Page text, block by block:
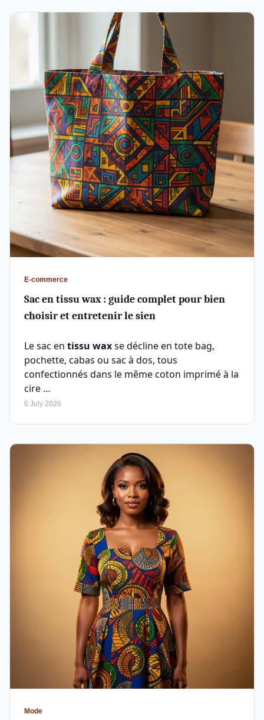
E-commerce
Sac en tissu wax : guide complet pour bien
choisir et entretenir le sien
Le sac en tissu waxse décline en tote bag,
pochette, cabas ou sac à dos, tous
confectionnés dans le même coton imprimé à la
cire …
6 July 2026
Mode